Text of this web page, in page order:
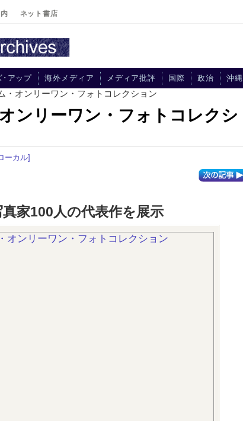
ネット書店
･アップ 海外メディア メディア批評 国際 政治 沖縄
・オンリーワン・フォトコレクション
ンリーワン・フォトコレクシ
ーカル]
真家100人の代表作を展示